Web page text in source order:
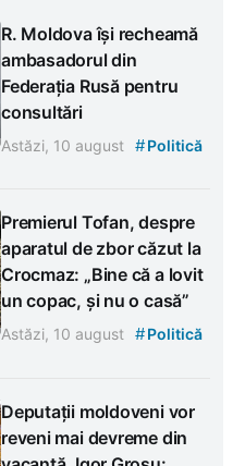
R. Moldova își recheamă
ambasadorul din
Federația Rusă pentru
consultări
Astăzi, 10 august #Politică
Premierul Tofan, despre
aparatul de zbor căzut la
Crocmaz: „Bine că a lovit
un copac, și nu o casă”
Astăzi, 10 august #Politică
Deputații moldoveni vor
reveni mai devreme din